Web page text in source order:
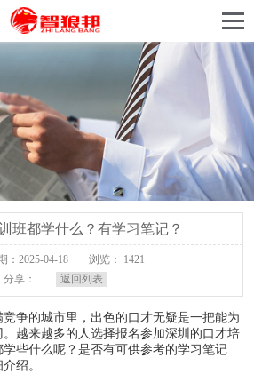
班都学什么？有学习笔记？
：2025-04-18
浏览： 1421
分享：
返回列表
争的城市里，出色的口才无疑是一把能为
越来越多的人选择报名参加深圳的口才培
些什么呢？是否有可供参考的学习笔记
绍。